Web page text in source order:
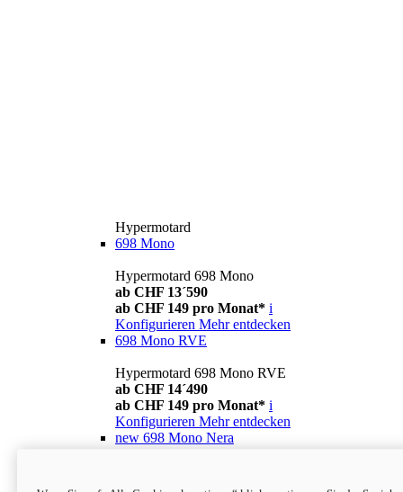
Hypermotard
698 Mono
Hypermotard 698 Mono
ab CHF 13´590
ab CHF 149 pro Monat* i
Konfigurieren Mehr entdecken
698 Mono RVE
Hypermotard 698 Mono RVE
ab CHF 14´490
ab CHF 149 pro Monat* i
Konfigurieren Mehr entdecken
new 698 Mono Nera
ab CHF 13´990